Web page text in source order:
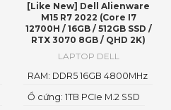
[Like New] Dell Alienware
M15 R7 2022 (Core I7
12700H / 16GB / 512GB SSD /
RTX 3070 8GB / QHD 2K)
LAPTOP DELL
Ổ cứng: 1TB PCIe M.2 SSD
RAM: DDR5 16GB 4800MHz